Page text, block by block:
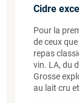
Cidre
Pour la
de ceux
repas
vin. LA, du
Grosse
au lait cru